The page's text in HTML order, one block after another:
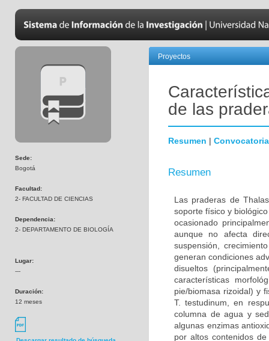
Sede:
Bogotá
Facultad:
2- FACULTAD DE CIENCIAS
Dependencia:
2- DEPARTAMENTO DE BIOLOGÍA
Lugar:
---
Duración:
12 meses
Proyectos
de las
Resumen | Convocatoria
Resumen
Las praderas de
soporte físico y
ocasionado
aunque no afecta
suspensión,
generan condiciones
disueltos
características
pie/biomasa rizoidal) y
T. testudinum, en
columna de agua y
algunas enzimas
por altos contenidos